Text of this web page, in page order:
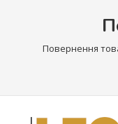
Повернення